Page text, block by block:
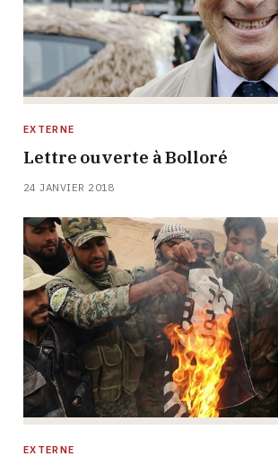
EXTERNE
Lettre ouverte à Bolloré
24 JANVIER 2018
EXTERNE